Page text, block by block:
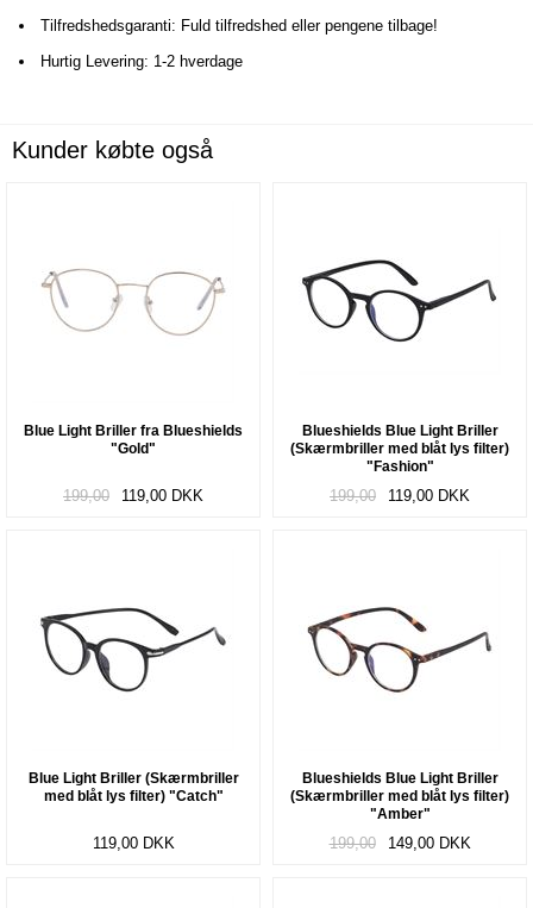
Tilfredshedsgaranti: Fuld tilfredshed eller pengene tilbage!
Hurtig Levering: 1-2 hverdage
Kunder købte også
Blue Light Briller fra Blueshields
"Gold"
199,00 119,00 DKK
Blueshields Blue Light Briller
(Skærmbriller med blåt lys filter)
"Fashion"
199,00 119,00 DKK
Blue Light Briller (Skærmbriller
med blåt lys filter) "Catch"
119,00 DKK
Blueshields Blue Light Briller
(Skærmbriller med blåt lys filter)
"Amber"
199,00 149,00 DKK